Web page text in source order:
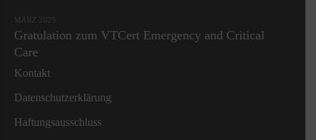
MÄRZ 2025
Gratulation zum VTCert Emergency and Critical
Care
Kontakt
Datenschutzerklärung
Haftungsausschluss